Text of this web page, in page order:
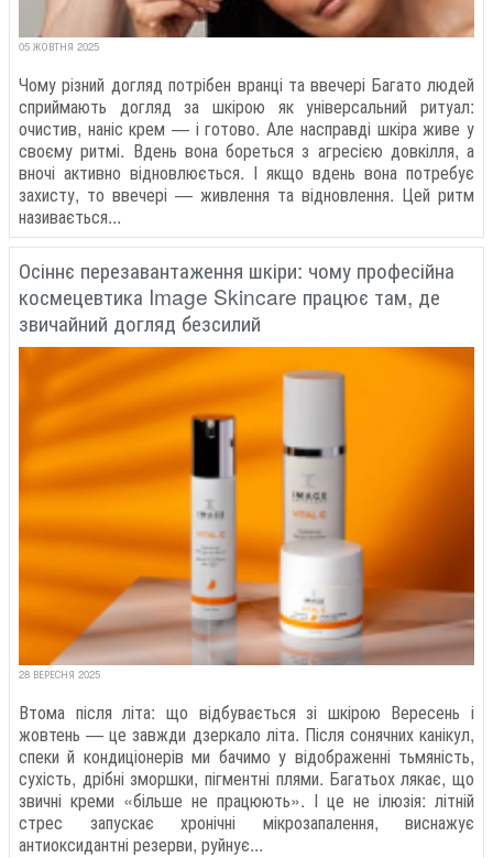
05 ЖОВТНЯ 2025
Чому різний догляд потрібен вранці та ввечері Багато людей
сприймають догляд за шкірою як універсальний ритуал:
очистив, наніс крем — і готово. Але насправді шкіра живе у
своєму ритмі. Вдень вона бореться з агресією довкілля, а
вночі активно відновлюється. І якщо вдень вона потребує
захисту, то ввечері — живлення та відновлення. Цей ритм
називається...
Осіннє перезавантаження шкіри: чому професійна
космецевтика Image Skincare працює там, де
звичайний догляд безсилий
28 ВЕРЕСНЯ 2025
Втома після літа: що відбувається зі шкірою Вересень і
жовтень — це завжди дзеркало літа. Після сонячних канікул,
спеки й кондиціонерів ми бачимо у відображенні тьмяність,
сухість, дрібні зморшки, пігментні плями. Багатьох лякає, що
звичні креми «більше не працюють». І це не ілюзія: літній
стрес запускає хронічні мікрозапалення, виснажує
антиоксидантні резерви, руйнує...